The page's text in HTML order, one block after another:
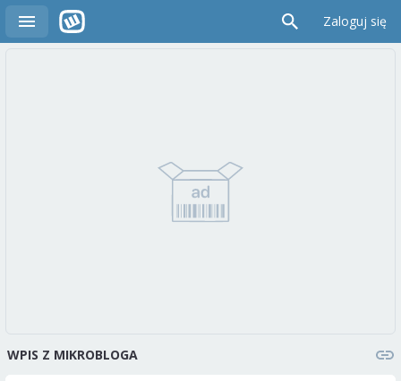
Zaloguj się
WPIS Z MIKROBLOGA